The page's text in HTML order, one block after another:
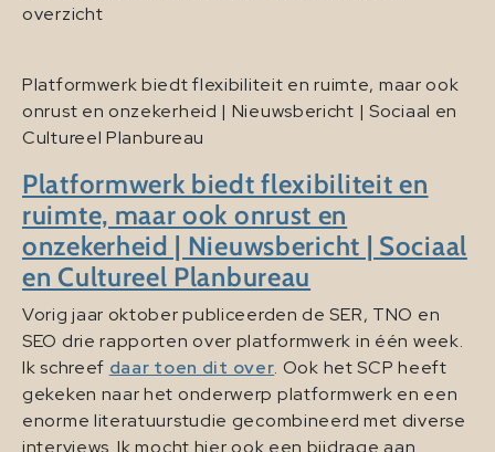
overzicht
Platformwerk biedt flexibiliteit en ruimte, maar ook
onrust en onzekerheid | Nieuwsbericht | Sociaal en
Cultureel Planbureau
Platformwerk biedt flexibiliteit en
ruimte, maar ook onrust en
onzekerheid | Nieuwsbericht | Sociaal
en Cultureel Planbureau
Vorig jaar oktober publiceerden de SER, TNO en
SEO drie rapporten over platformwerk in één week.
Ik schreef daar toen dit over. Ook het SCP heeft
gekeken naar het onderwerp platformwerk en een
enorme literatuurstudie gecombineerd met diverse
interviews. Ik mocht hier ook een bijdrage aan